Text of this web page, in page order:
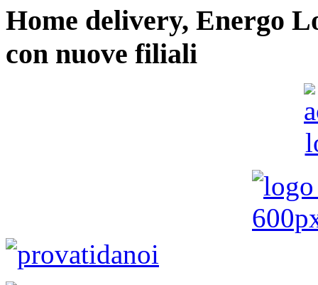
Home delivery, Energo
con nuove filiali